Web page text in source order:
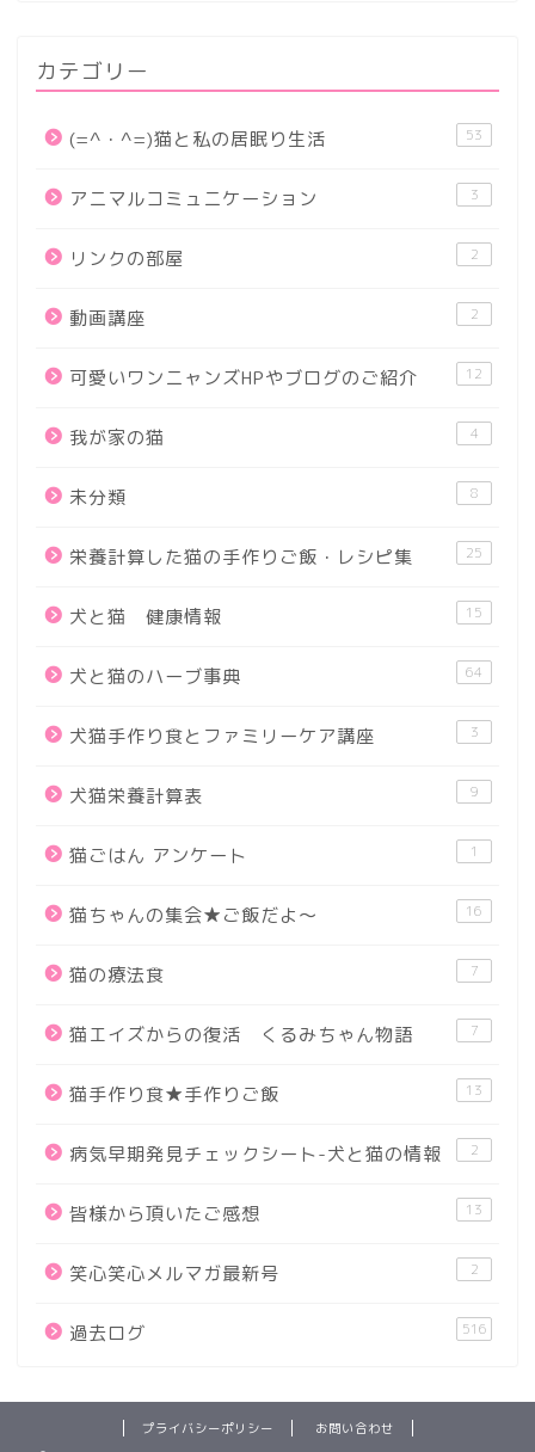
カテゴリー
(=^・^=)猫と私の居眠り生活 53
アニマルコミュニケーション 3
リンクの部屋 2
動画講座 2
可愛いワンニャンズHPやブログのご紹介 12
我が家の猫 4
未分類 8
栄養計算した猫の手作りご飯・レシピ集 25
犬と猫 健康情報 15
犬と猫のハーブ事典 64
犬猫手作り食とファミリーケア講座 3
犬猫栄養計算表 9
猫ごはん アンケート 1
猫ちゃんの集会★ご飯だよ～ 16
猫の療法食 7
猫エイズからの復活 くるみちゃん物語 7
猫手作り食★手作りご飯 13
病気早期発見チェックシート-犬と猫の情報 2
皆様から頂いたご感想 13
笑心笑心メルマガ最新号 2
過去ログ 516
プライバシーポリシー
お問い合わせ